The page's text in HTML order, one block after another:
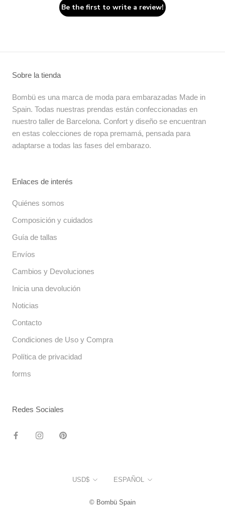
Be the first to write a review!
Sobre la tienda
Bombü es una marca de moda para embarazadas Made in
Spain. Todas nuestras prendas están confeccionadas en
nuestro taller de Barcelona. Confort y diseño se encuentran
en estas colecciones de ropa premamá, pensada para
adaptarse a todas las fases del embarazo.
Enlaces de interés
Quiénes somos
Composición y cuidados
Guía de tallas
Envíos
Cambios y Devoluciones
Inicia una devolución
Noticias
Contacto
Condiciones de Uso y Compra
Política de privacidad
forms
Redes Sociales
Moneda
USD$ Idioma
ESPAÑOL
© Bombü Spain